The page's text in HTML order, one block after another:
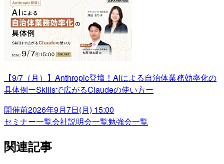
【9/7（月）】Anthropic登壇！AIによる自治体業務効率化の
具体例ーSkillsで広がるClaudeの使い方ー
開催前2026年9月7日(月) 15:00
セミナー一覧会社説明会一覧勉強会一覧
関連記事